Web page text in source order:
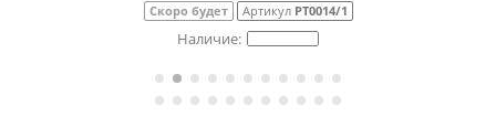
Скоро будет Артикул РТ0014/1